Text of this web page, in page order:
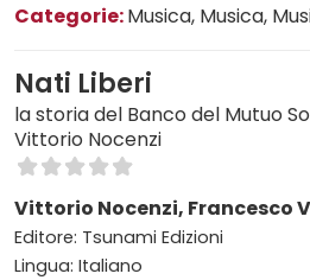
Categorie:Musica, Musica,
Nati Liberi
la storia del Banco del Mutuo
Vittorio Nocenzi
Vittorio Nocenzi, Francesco
Editore: Tsunami Edizioni
Lingua: Italiano